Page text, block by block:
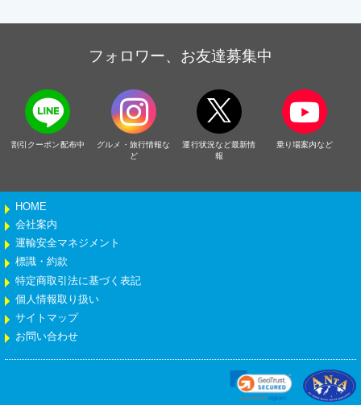
フォロワー、お友達募集中
割引クーポン配布中
グルメ・旅行情報な
ど
運行状況など最新情
報
乗り場案内など
HOME
会社案内
運輸安全マネジメント
標識・約款
特定商取引法に基づく表記
個人情報取り扱い
サイトマップ
お問い合わせ